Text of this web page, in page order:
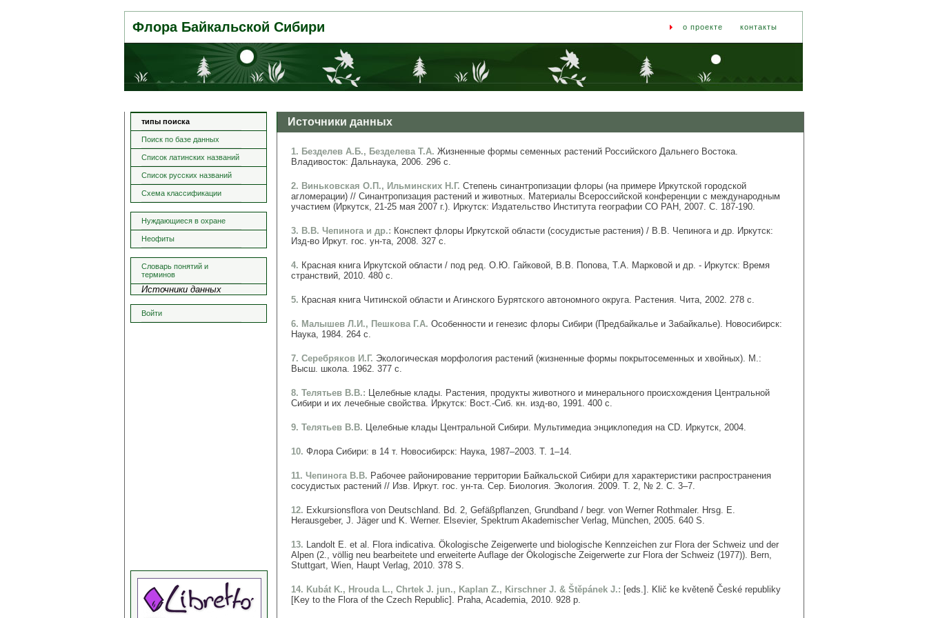
Флора Байкальской Сибири о проекте контакты
типы поиска
Поиск по базе данных
Список латинских названий
Список русских названий
Схема классификации
Нуждающиеся в охране
Неофиты
Словарь понятий и
терминов
Источники данных
Войти
Источники данных
1. Безделев А.Б., Безделева Т.А. Жизненные формы семенных растений Российского Дальнего Востока.
Владивосток: Дальнаука, 2006. 296 с.
2. Виньковская О.П., Ильминских Н.Г. Степень синантропизации флоры (на примере Иркутской городской
агломерации) // Синантропизация растений и животных. Материалы Всероссийской конференции с международным
участием (Иркутск, 21-25 мая 2007 г.). Иркутск: Издательство Института географии СО РАН, 2007. С. 187-190.
3. В.В. Чепинога и др.: Конспект флоры Иркутской области (сосудистые растения) / В.В. Чепинога и др. Иркутск:
Изд-во Иркут. гос. ун-та, 2008. 327 с.
4. Красная книга Иркутской области / под ред. О.Ю. Гайковой, В.В. Попова, Т.А. Марковой и др. - Иркутск: Время
странствий, 2010. 480 с.
5. Красная книга Читинской области и Агинского Бурятского автономного округа. Растения. Чита, 2002. 278 с.
6. Малышев Л.И., Пешкова Г.А. Особенности и генезис флоры Сибири (Предбайкалье и Забайкалье). Новосибирск:
Наука, 1984. 264 с.
7. Серебряков И.Г. Экологическая морфология растений (жизненные формы покрытосеменных и хвойных). М.:
Высш. школа. 1962. 377 с.
8. Телятьев В.В.: Целебные клады. Растения, продукты животного и минерального происхождения Центральной
Сибири и их лечебные свойства. Иркутск: Вост.-Сиб. кн. изд-во, 1991. 400 с.
9. Телятьев В.В. Целебные клады Центральной Сибири. Мультимедиа энциклопедия на CD. Иркутск, 2004.
10. Флора Сибири: в 14 т. Новосибирск: Наука, 1987–2003. Т. 1–14.
11. Чепинога В.В. Рабочее районирование территории Байкальской Сибири для характеристики распространения
сосудистых растений // Изв. Иркут. гос. ун-та. Сер. Биология. Экология. 2009. Т. 2, № 2. С. 3–7.
12. Exkursionsflora von Deutschland. Bd. 2, Gefäßpflanzen, Grundband / begr. von Werner Rothmaler. Hrsg. E.
Herausgeber, J. Jäger und K. Werner. Elsevier, Spektrum Akademischer Verlag, München, 2005. 640 S.
13. Landolt E. et al. Flora indicativa. Ökologische Zeigerwerte und biologische Kennzeichen zur Flora der Schweiz und der
Alpen (2., völlig neu bearbeitete und erweiterte Auflage der Ökologische Zeigerwerte zur Flora der Schweiz (1977)). Bern,
Stuttgart, Wien, Haupt Verlag, 2010. 378 S.
14. Kubát K., Hrouda L., Chrtek J. jun., Kaplan Z., Kirschner J. & Štěpánek J.: [eds.]. Klič ke květeně České republiky
[Key to the Flora of the Czech Republic]. Praha, Academia, 2010. 928 p.